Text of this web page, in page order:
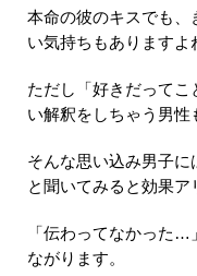
本命の彼のキスでも、
い気持ちもありますよ
ただし「好きだって
い解釈をしちゃう男性
そんな思い込み男子に
と聞いてみると効果ア
「伝わってなかった
ながります。